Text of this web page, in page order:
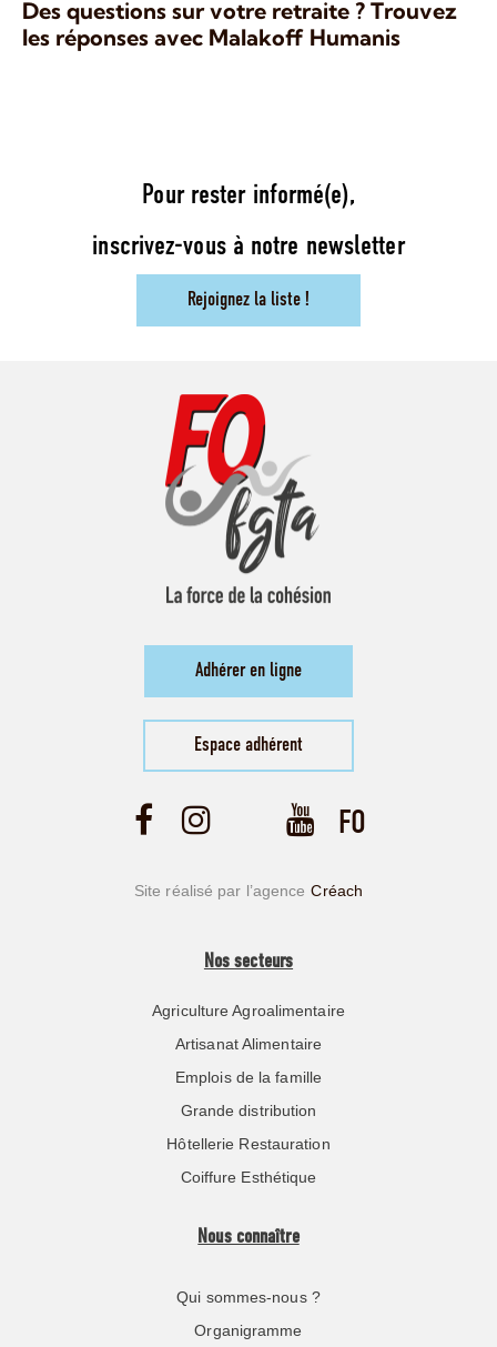
Des questions sur votre retraite ? Trouvez
les réponses avec Malakoff Humanis
Pour rester informé(e),
inscrivez-vous à notre newsletter
Rejoignez la liste !
Adhérer en ligne
Espace adhérent
Site réalisé par l’agence Créach
Nos secteurs
Agriculture Agroalimentaire
Artisanat Alimentaire
Emplois de la famille
Grande distribution
Hôtellerie Restauration
Coiffure Esthétique
Nous connaître
Qui sommes-nous ?
Organigramme